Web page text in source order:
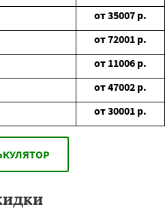
от35007 р.
от72001 р.
от 11006 р.
от47002 р.
от30001 р.